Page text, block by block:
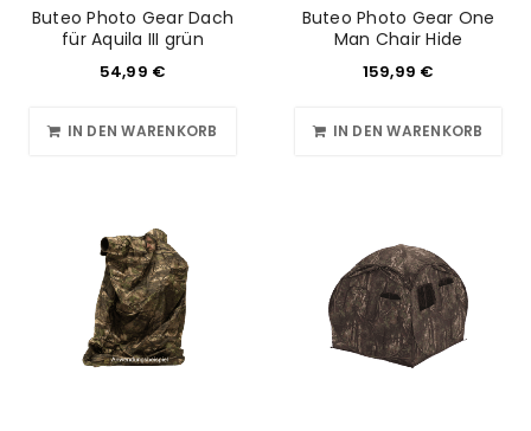
Buteo Photo Gear Dach
für Aquila III grün
54,99 €
IN DEN WARENKORB
Buteo Photo Gear One
Man Chair Hide
159,99 €
IN DEN WARENKORB